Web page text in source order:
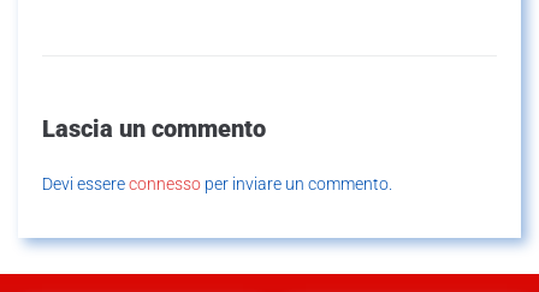
Lascia un commento
Devi essereconnesso per inviare un commento.